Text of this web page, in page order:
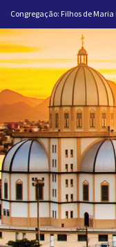
Congregação: Filhos de